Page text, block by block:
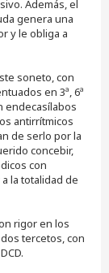
Además, el
genera una
y le obliga a
soneto, con
en 3ª, 6ª
endecasílabos
antirrítmicos
de serlo por la
concebir,
con
la totalidad de
rigor en los
tercetos, con